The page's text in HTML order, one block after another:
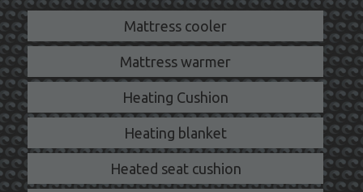
Mattress cooler
Mattress warmer
Heating Cushion
Heating blanket
Heated seat cushion